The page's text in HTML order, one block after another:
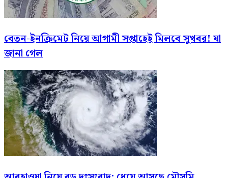
বেতন-ইনক্রিমেট নিয়ে আগামী সপ্তাহেই মিলবে সুখবর! যা
জানা গেল